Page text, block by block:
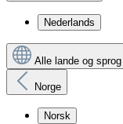
Nederlands
Alle lande og sprog
Norge
Norsk